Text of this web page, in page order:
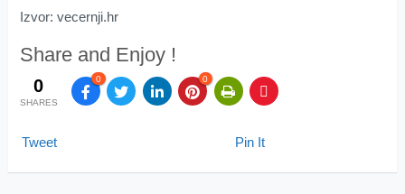
Izvor: vecernji.hr
Share and Enjoy !
0
SHARES
0 0
Tweet Pin It